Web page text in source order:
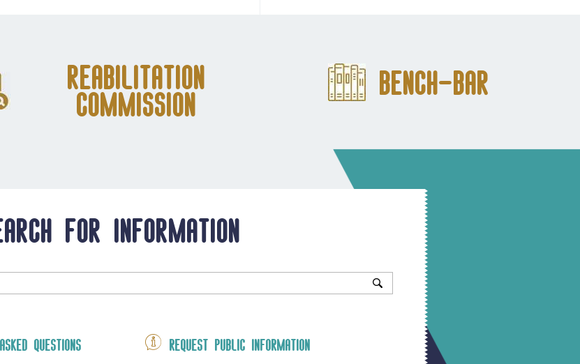
Reabilitation
Commission
Bench-Bar
for information
questions Request public information